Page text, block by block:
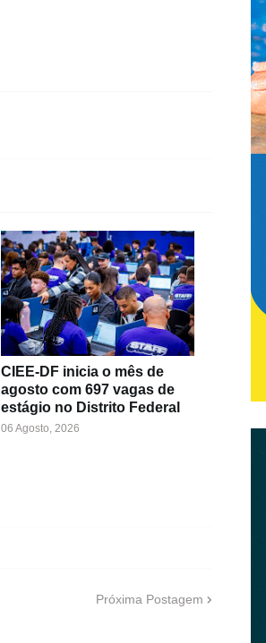
CIEE-DF inicia o mês de
agosto com 697 vagas de
estágio no Distrito Federal
06 Agosto, 2026
Próxima Postagem